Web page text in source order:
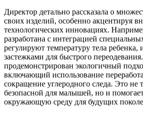
Директор детально рассказала о
своих изделий, особенно акцентируя
технологических инновациях.
разработана с интеграцией
регулируют температуру тела
застежками для быстрого
продемонстрирован экологичный
включающий использование
сокращение углеродного следа. Это не
безопасной для малышей, но и
окружающую среду для будущих